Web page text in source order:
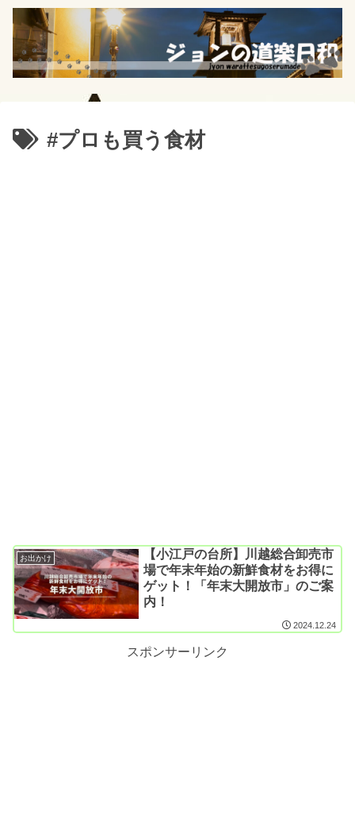
#プロも買う食材
お出かけ
【小江戸の台所】川越総合卸売市
場で年末年始の新鮮食材をお得に
ゲット！「年末大開放市」のご案
内！
2024.12.24
スポンサーリンク